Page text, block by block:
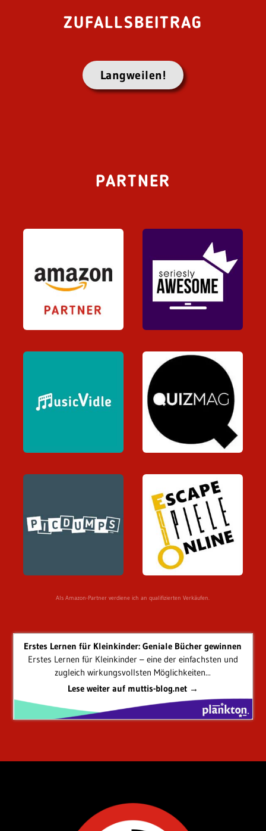
ZUFALLSBEITRAG
Langweilen!
PARTNER
Als Amazon-Partner verdiene ich an qualifizierten Verkäufen.
Erstes Lernen für Kleinkinder: Geniale Bücher gewinnen
Erstes Lernen für Kleinkinder – eine der einfachsten und
zugleich wirkungsvollsten Möglichkeiten...
Lese weiter auf muttis-blog.net →